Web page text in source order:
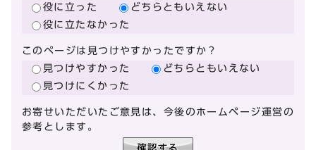
役に立った
どちらともいえない
役に立たなかった
このページは見つけやすかったですか？
見つけやすかった
どちらともいえない
見つけにくかった
お寄せいただいたご意見は、今後のホームページ運営の
参考とします。